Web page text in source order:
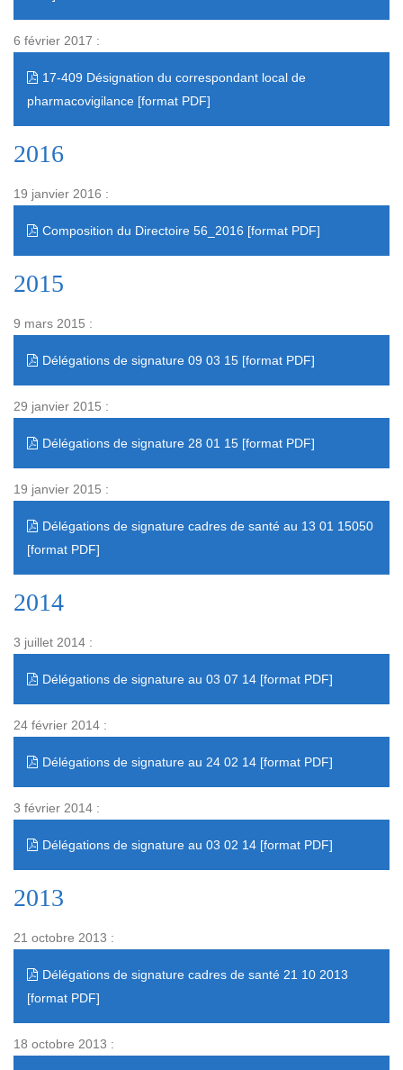
6 février 2017 :
17-409 Désignation du correspondant local de
pharmacovigilance
2016
19 janvier 2016 :
Composition du Directoire 56_2016
2015
9 mars 2015 :
Délégations de signature 09 03 15
29 janvier 2015 :
Délégations de signature 28 01 15
19 janvier 2015 :
Délégations de signature cadres de santé au 13 01 15050
2014
3 juillet 2014 :
Délégations de signature au 03 07 14
24 février 2014 :
Délégations de signature au 24 02 14
3 février 2014 :
Délégations de signature au 03 02 14
2013
21 octobre 2013 :
Délégations de signature cadres de santé 21 10 2013
18 octobre 2013 :